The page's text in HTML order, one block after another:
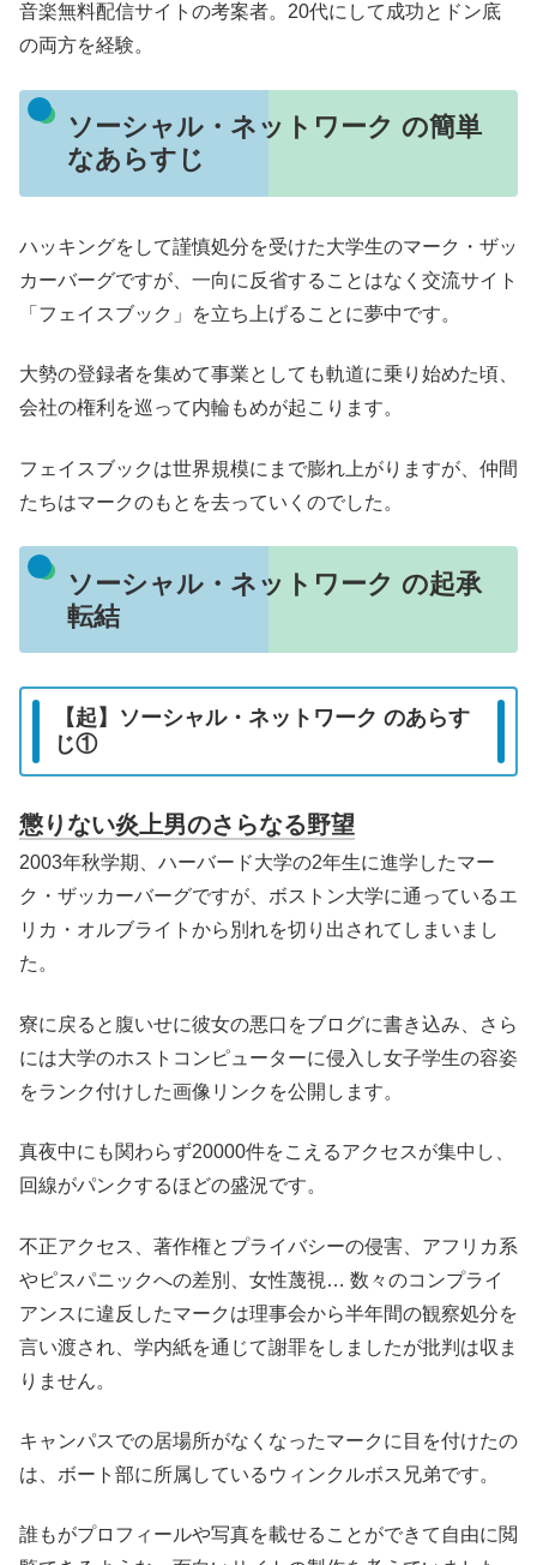
音楽無料配信サイトの考案者。20代にして成功とドン底
の両方を経験。
ソーシャル・ネットワーク の簡単
なあらすじ
ハッキングをして謹慎処分を受けた大学生のマーク・ザッ
カーバーグですが、一向に反省することはなく交流サイト
「フェイスブック」を立ち上げることに夢中です。
大勢の登録者を集めて事業としても軌道に乗り始めた頃、
会社の権利を巡って内輪もめが起こります。
フェイスブックは世界規模にまで膨れ上がりますが、仲間
たちはマークのもとを去っていくのでした。
ソーシャル・ネットワーク の起承
転結
【起】ソーシャル・ネットワーク のあらす
じ①
懲りない炎上男のさらなる野望
2003年秋学期、ハーバード大学の2年生に進学したマー
ク・ザッカーバーグですが、ボストン大学に通っているエ
リカ・オルブライトから別れを切り出されてしまいまし
た。
寮に戻ると腹いせに彼女の悪口をブログに書き込み、さら
には大学のホストコンピューターに侵入し女子学生の容姿
をランク付けした画像リンクを公開します。
真夜中にも関わらず20000件をこえるアクセスが集中し、
回線がパンクするほどの盛況です。
不正アクセス、著作権とプライバシーの侵害、アフリカ系
やピスパニックへの差別、女性蔑視… 数々のコンプライ
アンスに違反したマークは理事会から半年間の観察処分を
言い渡され、学内紙を通じて謝罪をしましたが批判は収ま
りません。
キャンパスでの居場所がなくなったマークに目を付けたの
は、ボート部に所属しているウィンクルボス兄弟です。
誰もがプロフィールや写真を載せることができて自由に閲